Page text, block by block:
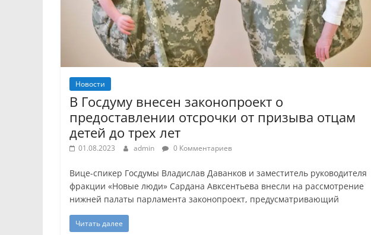
Новости
В Госдуму внесен законопроект о
предоставлении отсрочки от призыва отцам
детей до трех лет
01.08.2023 admin 0 Комментариев
Вице-спикер Госдумы Владислав Даванков и заместитель руководителя
фракции «Новые люди» Сардана Авксентьева внесли на рассмотрение
нижней палаты парламента законопроект, предусматривающий
Читать далее